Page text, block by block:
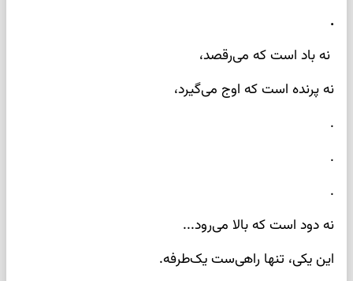
.
نه باد است که می‌رقصد،
نه پرنده است که اوج می‌گیرد،
.
.
.
نه دود است که بالا می‌رود...
این یکی، تنها راهی‌ست یک‌طرفه.